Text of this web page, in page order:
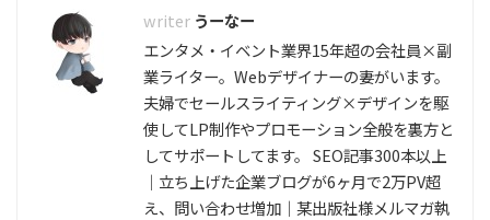
うーなー
エンタメ・イベント業界15年超の会社員×副
業ライター。Webデザイナーの妻がいます。
夫婦でセールスライティング×デザインを駆
使してLP制作やプロモーション全般を裏方と
してサポートしてます。 SEO記事300本以上
｜立ち上げた企業ブログが6ヶ月で2万PV超
え、問い合わせ増加｜某出版社様メルマガ執